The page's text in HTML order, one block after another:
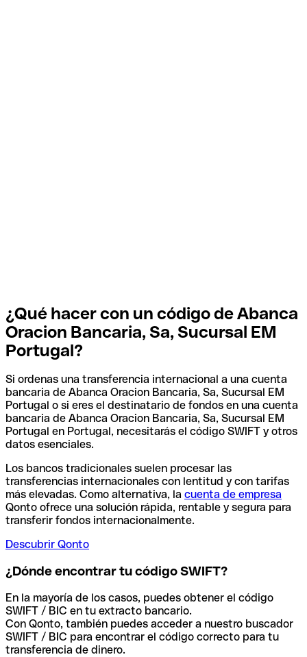
¿Qué hacer con un código de Abanca
Oracion Bancaria, Sa, Sucursal EM
Portugal?
Si ordenas una transferencia internacional a una cuenta
bancaria de Abanca Oracion Bancaria, Sa, Sucursal EM
Portugal o si eres el destinatario de fondos en una cuenta
bancaria de Abanca Oracion Bancaria, Sa, Sucursal EM
Portugal en Portugal, necesitarás el código SWIFT y otros
datos esenciales.
Los bancos tradicionales suelen procesar las
transferencias internacionales con lentitud y con tarifas
más elevadas. Como alternativa, la cuenta de empresa
Qonto ofrece una solución rápida, rentable y segura para
transferir fondos internacionalmente.
Descubrir Qonto
¿Dónde encontrar tu código SWIFT?
En la mayoría de los casos, puedes obtener el código
SWIFT / BIC en tu extracto bancario.
Con Qonto, también puedes acceder a nuestro buscador
SWIFT / BIC para encontrar el código correcto para tu
transferencia de dinero.